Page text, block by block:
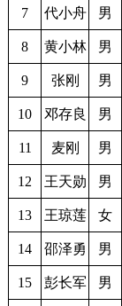
7 代小舟 男
8 黄小林 男
9 张刚 男
10 邓存良 男
11 麦刚 男
12 王天勋 男
13 王琼莲 女
14 邵泽勇 男
15 彭长军 男